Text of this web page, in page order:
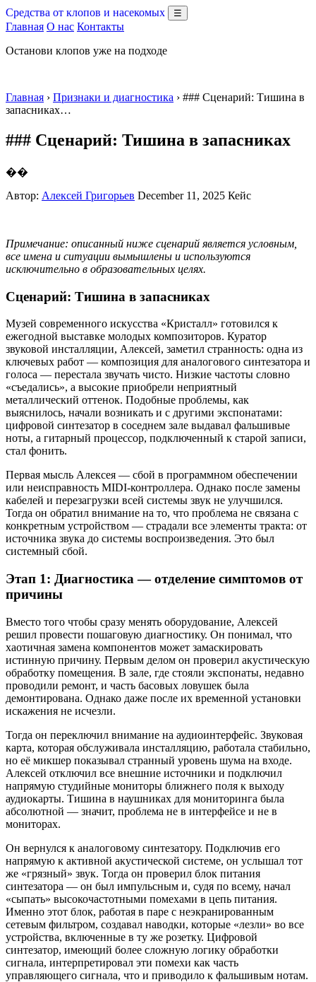
Средства от клопов и насекомых ☰
Главная О нас Контакты
Останови клопов уже на подходе
Главная › Признаки и диагностика › ### Сценарий: Тишина в
запасниках…
### Сценарий: Тишина в запасниках
��
Автор: Алексей Григорьев December 11, 2025 Кейс
Примечание: описанный ниже сценарий является условным,
все имена и ситуации вымышлены и используются
исключительно в образовательных целях.
Сценарий: Тишина в запасниках
Музей современного искусства «Кристалл» готовился к
ежегодной выставке молодых композиторов. Куратор
звуковой инсталляции, Алексей, заметил странность: одна из
ключевых работ — композиция для аналогового синтезатора и
голоса — перестала звучать чисто. Низкие частоты словно
«съедались», а высокие приобрели неприятный
металлический оттенок. Подобные проблемы, как
выяснилось, начали возникать и с другими экспонатами:
цифровой синтезатор в соседнем зале выдавал фальшивые
ноты, а гитарный процессор, подключенный к старой записи,
стал фонить.
Первая мысль Алексея — сбой в программном обеспечении
или неисправность MIDI-контроллера. Однако после замены
кабелей и перезагрузки всей системы звук не улучшился.
Тогда он обратил внимание на то, что проблема не связана с
конкретным устройством — страдали все элементы тракта: от
источника звука до системы воспроизведения. Это был
системный сбой.
Этап 1: Диагностика — отделение симптомов от
причины
Вместо того чтобы сразу менять оборудование, Алексей
решил провести пошаговую диагностику. Он понимал, что
хаотичная замена компонентов может замаскировать
истинную причину. Первым делом он проверил акустическую
обработку помещения. В зале, где стояли экспонаты, недавно
проводили ремонт, и часть басовых ловушек была
демонтирована. Однако даже после их временной установки
искажения не исчезли.
Тогда он переключил внимание на аудиоинтерфейс. Звуковая
карта, которая обслуживала инсталляцию, работала стабильно,
но её микшер показывал странный уровень шума на входе.
Алексей отключил все внешние источники и подключил
напрямую студийные мониторы ближнего поля к выходу
аудиокарты. Тишина в наушниках для мониторинга была
абсолютной — значит, проблема не в интерфейсе и не в
мониторах.
Он вернулся к аналоговому синтезатору. Подключив его
напрямую к активной акустической системе, он услышал тот
же «грязный» звук. Тогда он проверил блок питания
синтезатора — он был импульсным и, судя по всему, начал
«сыпать» высокочастотными помехами в цепь питания.
Именно этот блок, работая в паре с неэкранированным
сетевым фильтром, создавал наводки, которые «лезли» во все
устройства, включенные в ту же розетку. Цифровой
синтезатор, имеющий более сложную логику обработки
сигнала, интерпретировал эти помехи как часть
управляющего сигнала, что и приводило к фальшивым нотам.